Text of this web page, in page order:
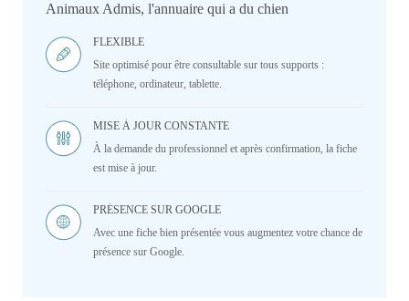
Animaux Admis, l'annuaire qui a du chien
FLEXIBLE
Site optimisé pour être consultable sur tous supports :
téléphone, ordinateur, tablette.
MISE À JOUR CONSTANTE
À la demande du professionnel et après confirmation, la fiche
est mise à jour.
PRÉSENCE SUR GOOGLE
Avec une fiche bien présentée vous augmentez votre chance de
présence sur Google.